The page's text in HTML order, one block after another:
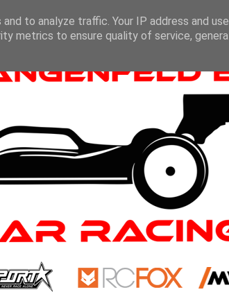
to analyze traffic. Your IP address and
metrics to ensure quality of service,